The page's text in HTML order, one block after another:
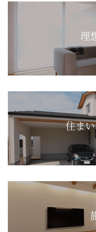
理
住ま